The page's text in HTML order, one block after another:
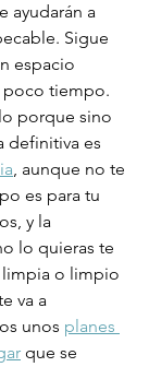
ayudarán a
Sigue
espacio
poco tiempo.
porque sino
definitiva es
, aunque no te
es para tu
y la
lo quieras te
limpia o limpio
va a
unos planes
que se